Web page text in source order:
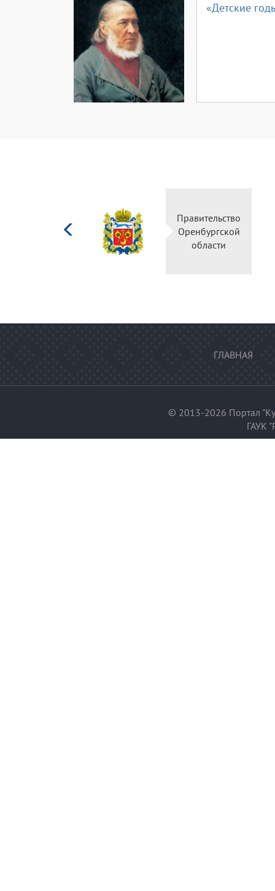
«Детские
Правительство
Оренбургской
области
ГЛАВНАЯ
© 2013-2026 Портал
ГАУК